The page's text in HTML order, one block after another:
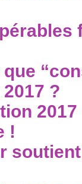
que
?
!